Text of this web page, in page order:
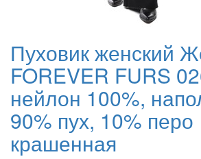
Пуховик женский
FOREVER FURS
нейлон 100%,
90% пух, 10% перо
крашенная